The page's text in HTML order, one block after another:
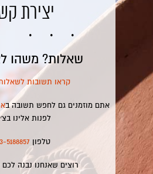
יצירת
שאלות? משהו
קראו תשובות
אתם מוזמנים גם לחפש תשובה ב
לפנות אלינו
טלפון 5188857
רוצים שאנחנו נבנה